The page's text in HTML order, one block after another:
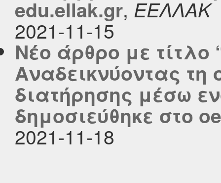
edu.ellak.gr, ΕΕΛΛΑΚ
2021-11-15
Νέο άρθρο με τίτλο
Αναδεικνύοντας
διατήρησης μέσω
δημοσιεύθηκε στο
2021-11-18